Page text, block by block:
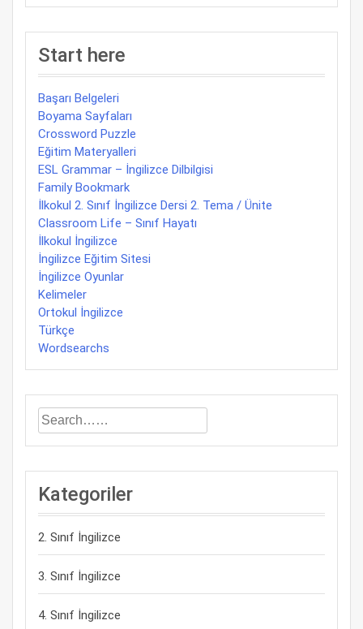
Start here
Başarı Belgeleri
Boyama Sayfaları
Crossword Puzzle
Eğitim Materyalleri
ESL Grammar – İngilizce Dilbilgisi
Family Bookmark
İlkokul 2. Sınıf İngilizce Dersi 2. Tema / Ünite
Classroom Life – Sınıf Hayatı
İlkokul İngilizce
İngilizce Eğitim Sitesi
İngilizce Oyunlar
Kelimeler
Ortokul İngilizce
Türkçe
Wordsearchs
Kategoriler
2. Sınıf İngilizce
3. Sınıf İngilizce
4. Sınıf İngilizce